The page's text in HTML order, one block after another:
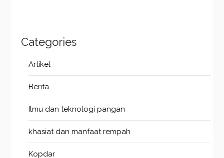
Categories
Artikel
Berita
Ilmu dan teknologi pangan
khasiat dan manfaat rempah
Kopdar